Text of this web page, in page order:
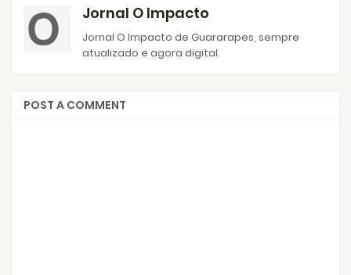
Jornal O Impacto
Jornal O Impacto de Guararapes, sempre
atualizado e agora digital.
POST A COMMENT